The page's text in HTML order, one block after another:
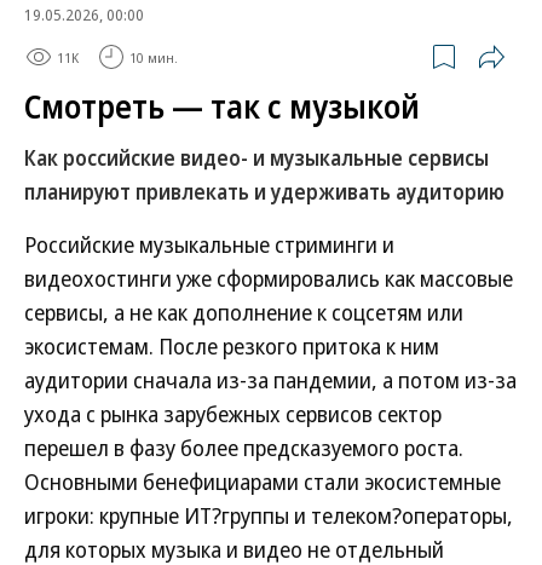
19.05.2026, 00:00
11K 10 мин.
Смотреть — так с музыкой
Как российские видео- и музыкальные сервисы
планируют привлекать и удерживать аудиторию
Российские музыкальные стриминги и
видеохостинги уже сформировались как массовые
сервисы, а не как дополнение к соцсетям или
экосистемам. После резкого притока к ним
аудитории сначала из-за пандемии, а потом из-за
ухода с рынка зарубежных сервисов сектор
перешел в фазу более предсказуемого роста.
Основными бенефициарами стали экосистемные
игроки: крупные ИТ?группы и телеком?операторы,
для которых музыка и видео не отдельный